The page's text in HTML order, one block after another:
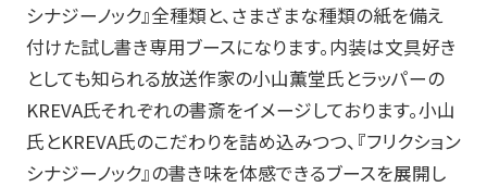
シナジーノック』全種類と、さまざまな種類の紙を備え
付けた試し書き専用ブースになります。内装は文具好き
としても知られる放送作家の小山薫堂氏とラッパーの
KREVA氏それぞれの書斎をイメージしております。小山
氏とKREVA氏のこだわりを詰め込みつつ、『フリクション
シナジーノック』の書き味を体感できるブースを展開し